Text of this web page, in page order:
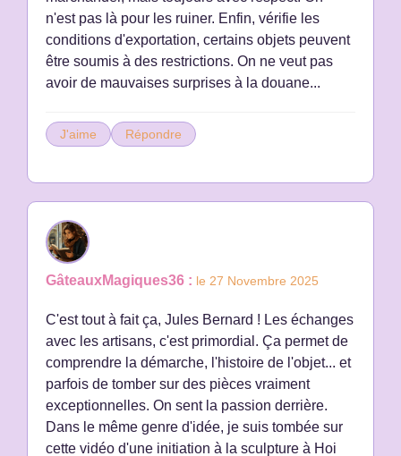
n'est pas là pour les ruiner. Enfin, vérifie les
conditions d'exportation, certains objets peuvent
être soumis à des restrictions. On ne veut pas
avoir de mauvaises surprises à la douane...
J'aime Répondre
GâteauxMagiques36 : le 27 Novembre 2025
C'est tout à fait ça, Jules Bernard ! Les échanges
avec les artisans, c'est primordial. Ça permet de
comprendre la démarche, l'histoire de l'objet... et
parfois de tomber sur des pièces vraiment
exceptionnelles. On sent la passion derrière.
Dans le même genre d'idée, je suis tombée sur
cette vidéo d'une initiation à la sculpture à Hoi